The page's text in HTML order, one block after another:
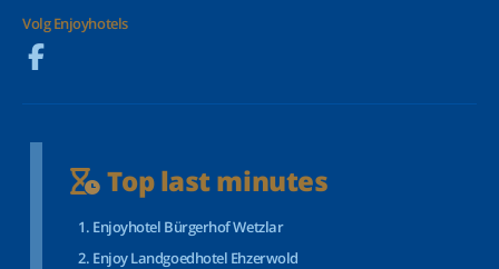
Volg Enjoyhotels
Top last minutes
Enjoyhotel Bürgerhof Wetzlar
Enjoy Landgoedhotel Ehzerwold